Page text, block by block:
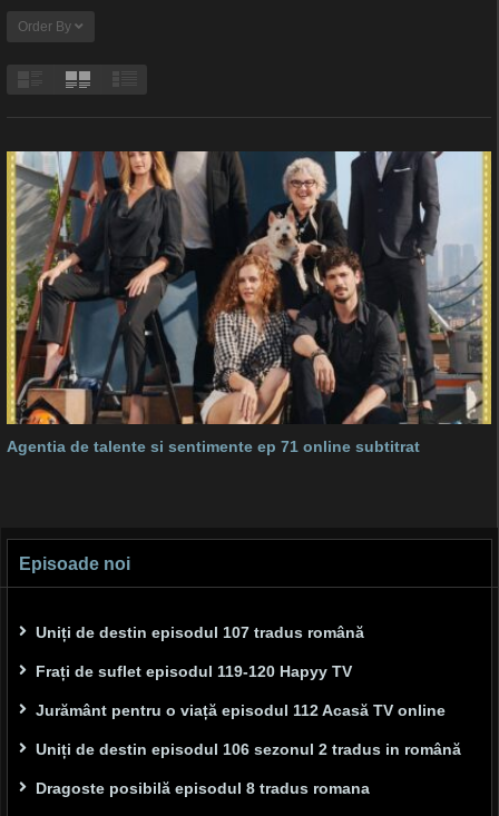
Order By
Agentia de talente si sentimente ep 71 online subtitrat
Episoade noi
Uniți de destin episodul 107 tradus română
Frați de suflet episodul 119-120 Hapyy TV
Jurământ pentru o viață episodul 112 Acasă TV online
Uniți de destin episodul 106 sezonul 2 tradus in română
Dragoste posibilă episodul 8 tradus romana